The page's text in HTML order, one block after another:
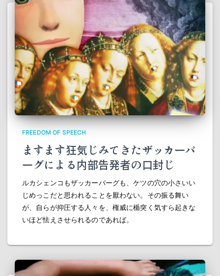
FREEDOM OF SPEECH
ますます狂気じみてきたザッカーバ
ーグによる内部告発者の口封じ
ルカシェンコもザッカーバーグも、ケツの穴の小さいい
じめっこだと思われることを厭わない。その振る舞い
が、自らが抑圧する人々を、権威に楯突く気すら起きな
いほど怯えさせられるのであれば。